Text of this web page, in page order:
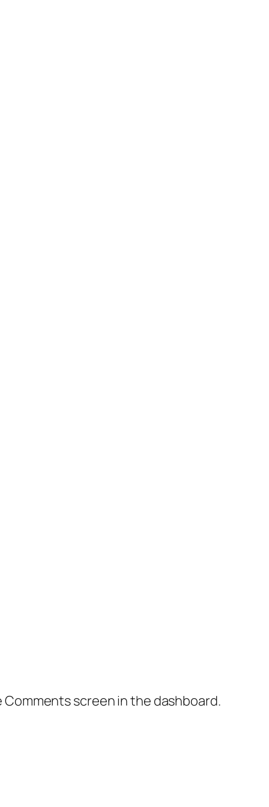
screen in the dashboard.